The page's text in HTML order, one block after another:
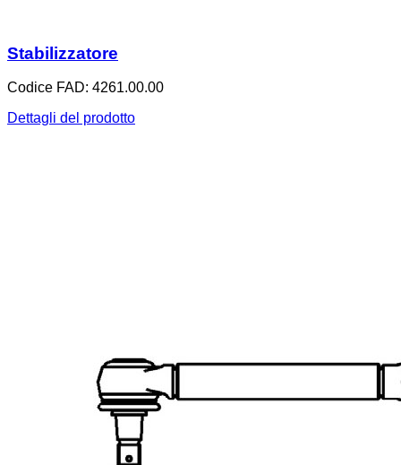
Stabilizzatore
Codice FAD: 4261.00.00
Dettagli del prodotto